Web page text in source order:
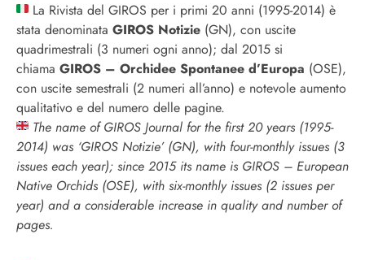
La Rivista del GIROS per i primi 20 anni (1995-2014) è
stata denominata GIROS Notizie (GN), con uscite
quadrimestrali (3 numeri ogni anno); dal 2015 si
chiama GIROS – Orchidee Spontanee d’Europa (OSE),
con uscite semestrali (2 numeri all’anno) e notevole aumento
qualitativo e del numero delle pagine.
The name of GIROS Journal for the first 20 years (1995-
2014) was ‘GIROS Notizie’ (GN), with four-monthly issues (3
issues each year); since 2015 its name is GIROS – European
Native Orchids (OSE), with six-monthly issues (2 issues per
year) and a considerable increase in quality and number of
pages.